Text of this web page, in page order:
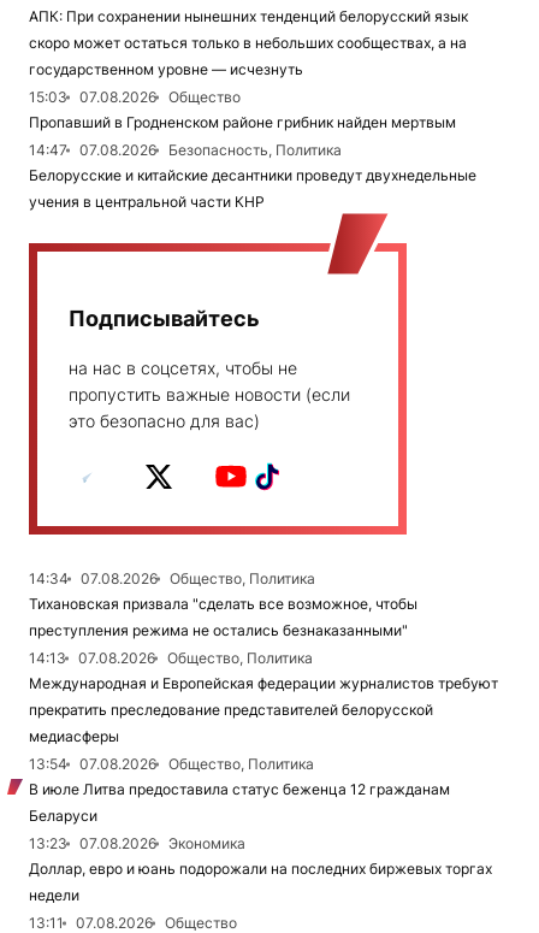
АПК: При сохранении нынешних тенденций белорусский язык
скоро может остаться только в небольших сообществах, а на
государственном уровне — исчезнуть
15:03
07.08.2026
Общество
Пропавший в Гродненском районе грибник найден мертвым
14:47
07.08.2026
Безопасность, Политика
Белорусские и китайские десантники проведут двухнедельные
учения в центральной части КНР
Подписывайтесь
на нас в соцсетях, чтобы не
пропустить важные новости (если
это безопасно для вас)
14:34 07.08.2026
Общество, Политика
Тихановская призвала "сделать все возможное, чтобы
преступления режима не остались безнаказанными"
14:13
07.08.2026
Общество, Политика
Международная и Европейская федерации журналистов требуют
прекратить преследование представителей белорусской
медиасферы
13:54
07.08.2026
Общество, Политика
В июле Литва предоставила статус беженца 12 гражданам
Беларуси
13:23
07.08.2026
Экономика
Доллар, евро и юань подорожали на последних биржевых торгах
недели
13:11
07.08.2026
Общество